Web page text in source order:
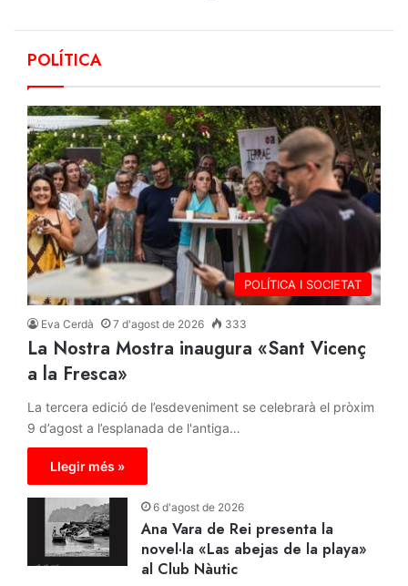
POLÍTICA
POLÍTICA I SOCIETAT
Eva Cerdà 7 d'agost de 2026 333
La Nostra Mostra inaugura «Sant Vicenç
a la Fresca»
La tercera edició de l’esdeveniment se celebrarà el pròxim
9 d’agost a l’esplanada de l'antiga…
Llegir més »
6 d'agost de 2026
Ana Vara de Rei presenta la
novel·la «Las abejas de la playa»
al Club Nàutic